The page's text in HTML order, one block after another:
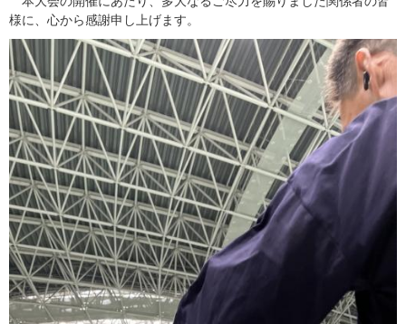
様に、心から感謝申し上げます。